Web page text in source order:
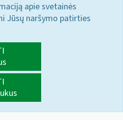
apie svetainės
Jūsų naršymo patirties